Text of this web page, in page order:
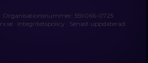
Organisationsnummer: 559066-0725
· Integritetspolicy · Senast uppdaterad: